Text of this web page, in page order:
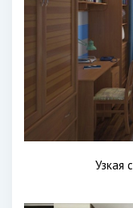
Узкая